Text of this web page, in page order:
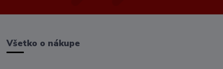
Všetko o nákupe